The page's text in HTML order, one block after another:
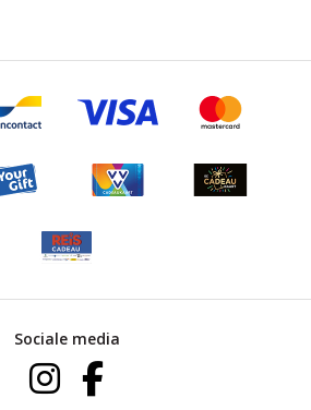
Sociale media